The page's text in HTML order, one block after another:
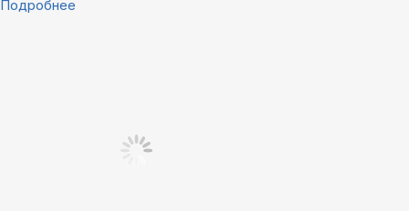
Подробнее